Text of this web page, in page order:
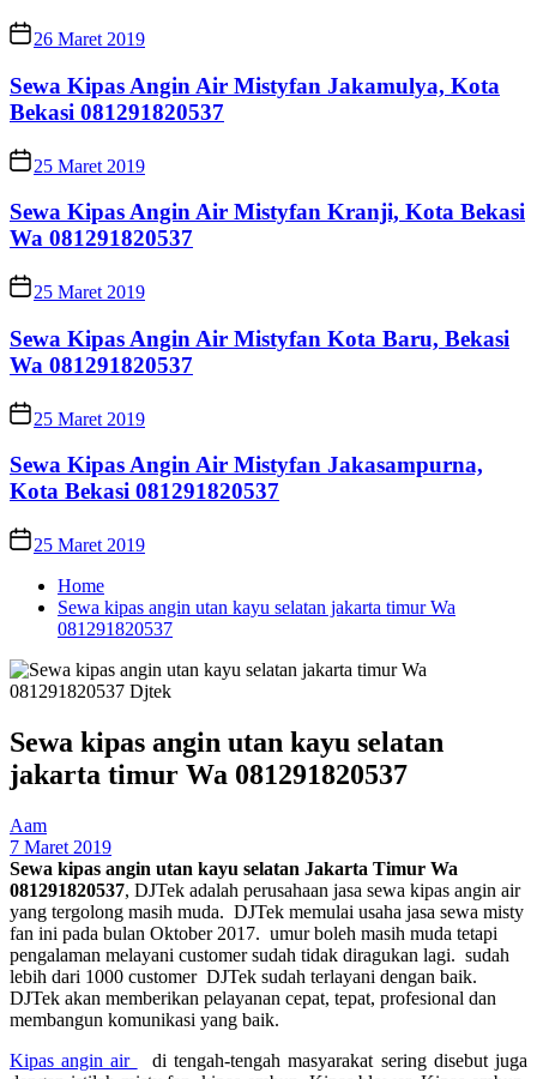
26 Maret 2019
Sewa Kipas Angin Air Mistyfan Jakamulya, Kota
Bekasi 081291820537
25 Maret 2019
Sewa Kipas Angin Air Mistyfan Kranji, Kota Bekasi
Wa 081291820537
25 Maret 2019
Sewa Kipas Angin Air Mistyfan Kota Baru, Bekasi
Wa 081291820537
25 Maret 2019
Sewa Kipas Angin Air Mistyfan Jakasampurna,
Kota Bekasi 081291820537
25 Maret 2019
Home
Sewa kipas angin utan kayu selatan jakarta timur Wa
081291820537
Sewa kipas angin utan kayu selatan
jakarta timur Wa 081291820537
Aam
7 Maret 2019
Sewa kipas angin utan kayu selatan Jakarta Timur Wa
081291820537, DJTek adalah perusahaan jasa sewa kipas angin air
yang tergolong masih muda. DJTek memulai usaha jasa sewa misty
fan ini pada bulan Oktober 2017. umur boleh masih muda tetapi
pengalaman melayani customer sudah tidak diragukan lagi. sudah
lebih dari 1000 customer DJTek sudah terlayani dengan baik.
DJTek akan memberikan pelayanan cepat, tepat, profesional dan
membangun komunikasi yang baik.
Kipas angin air
di tengah-tengah masyarakat sering disebut juga